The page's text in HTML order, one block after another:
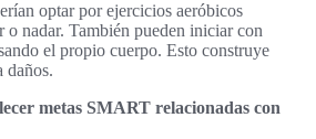
optar por ejercicios aeróbicos
o nadar. También pueden iniciar con
el propio cuerpo. Esto construye
daños.
metas SMART relacionadas con